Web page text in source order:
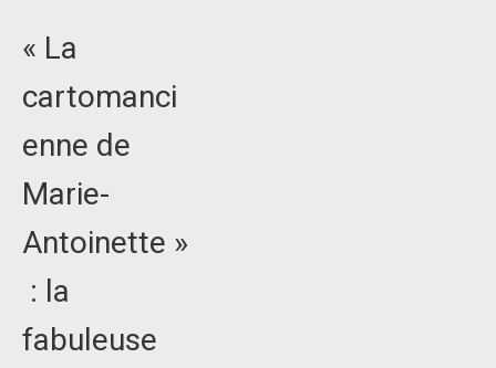
« La
cartomanci
enne de
Marie-
Antoinette »
: la
fabuleuse